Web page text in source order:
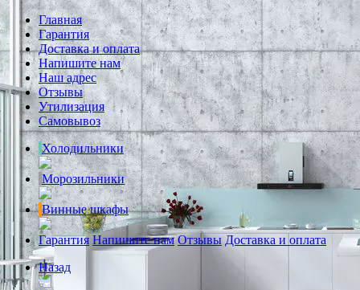
Главная
Гарантия
Доставка и оплата
Напишите нам
Наш адрес
Отзывы
Утилизация
Самовывоз
Холодильники
Морозильники
Винные шкафы
Гарантия Напишите нам Отзывы Доставка и оплата
Назад